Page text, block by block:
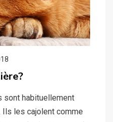
sont habituellement
les cajolent comme